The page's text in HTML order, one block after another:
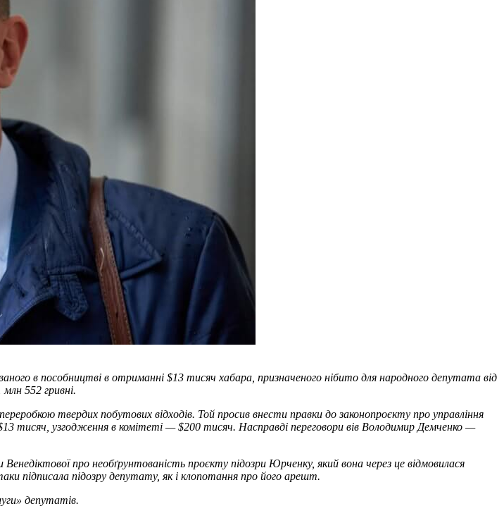
в пособництві в отриманні $13 тисяч хабара, призначеного нібито для народного депутата від
552 гривні.
твердих побутових відходів. Той просив внести правки до законопроєкту про управління
тисяч, узгодження в комітеті — $200 тисяч. Насправді переговори вів Володимир Демченко —
про необґрунтованість проєкту підозри Юрченку, який вона через це відмовилася
підписала підозру депутату, як і клопотання про його арешт.
депутатів.